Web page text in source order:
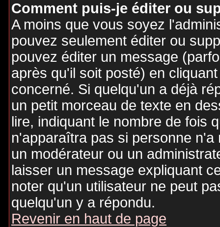
Comment puis-je éditer ou
A moins que vous soyez
pouvez seulement éditer ou
pouvez éditer un message
après qu'il soit posté) en
concerné. Si quelqu'un a déjà
un petit morceau de texte en
lire, indiquant le nombre de fois
n'apparaîtra pas si personne
un modérateur ou un
laisser un message expliquant
noter qu'un utilisateur ne peut
quelqu'un y a répondu.
Revenir en haut de page